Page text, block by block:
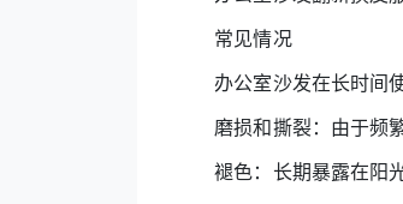
常见情况
办公室沙发在长时间使
磨损和撕裂：由于频繁
褪色：长期暴露在阳光